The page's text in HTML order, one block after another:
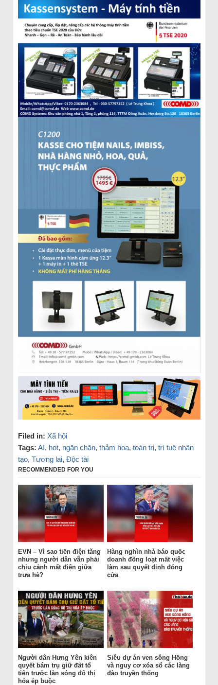
Filed in: Xã hội
Tags: AI, hot, ngăn chặn, thảm hoạ, toàn trị, trí tuệ nhân
tạo, Tương lai, Độc tài
RECOMMENDED FOR YOU
EVN – Vì sao tiền điện tăng
nhưng người dân vẫn phải
chịu cảnh mất điện giữa
trưa hè?
Hàng nghìn nhà báo quốc
doanh đồng loạt mất việc
làm sau quyết định đóng
cửa
Người dân Hưng Yên kiên
quyết bám trụ giữ đất tổ
tiên trước làn sóng đô thị
hóa ép buộc
Siêu dự án ven sông Hồng
và nguy cơ xóa sổ các làng
đào truyền thống